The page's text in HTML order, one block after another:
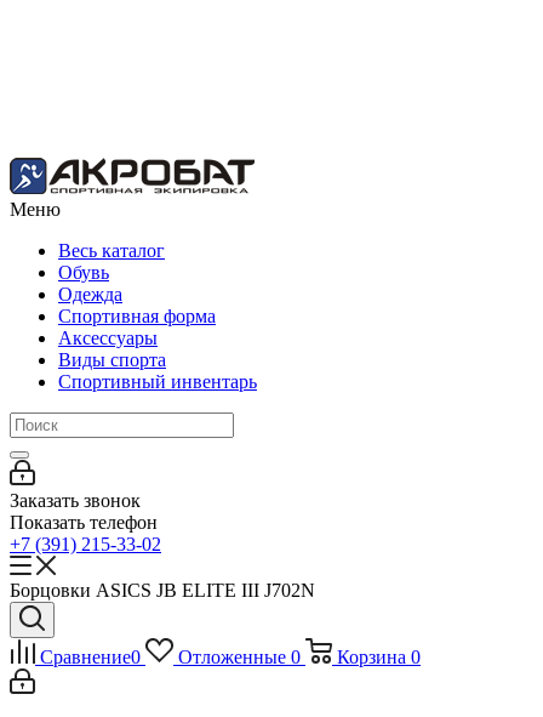
Меню
Весь каталог
Обувь
Одежда
Спортивная форма
Аксессуары
Виды спорта
Спортивный инвентарь
Заказать звонок
Показать телефон
+7 (391) 215-33-02
Борцовки ASICS JB ELITE III J702N
Сравнение0 Отложенные 0 Корзина 0